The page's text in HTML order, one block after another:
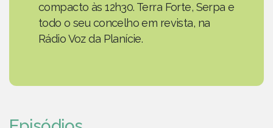
compacto às 12h30. Terra Forte, Serpa e
todo o seu concelho em revista, na
Rádio Voz da Planície.